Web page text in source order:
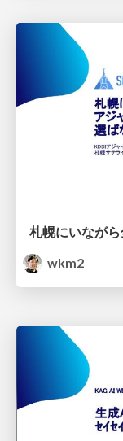
wkm2